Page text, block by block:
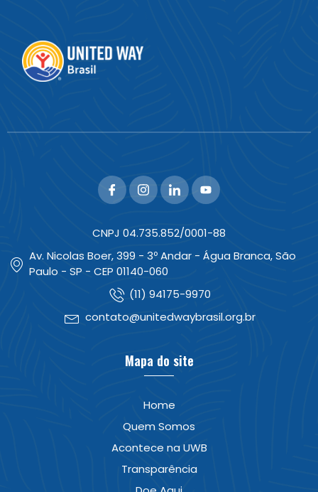
CNPJ 04.735.852/0001-88
Av. Nicolas Boer, 399 - 3º Andar - Água Branca, São
Paulo - SP - CEP 01140-060
(11) 94175-9970
contato@unitedwaybrasil.org.br
Mapa do site
Home
Quem Somos
Acontece na UWB
Transparência